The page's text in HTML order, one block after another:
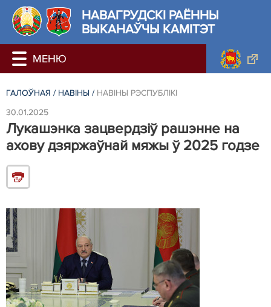
НАВАГРУДСКІ РАЁННЫ
ВЫКАНАЎЧЫ КАМІТЭТ
ГАЛОЎНАЯ / НАВIНЫ / НАВIНЫ РЭСПУБЛIКI
30.01.2025
Лукашэнка зацвердзіў рашэнне на
ахову дзяржаўнай мяжы ў 2025 годзе